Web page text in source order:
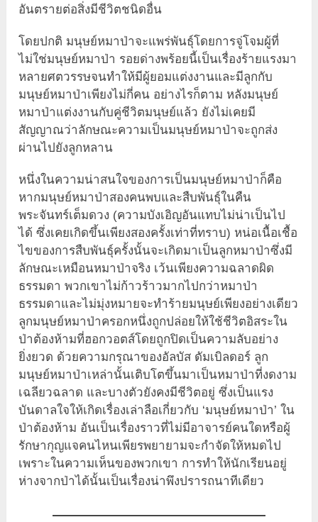
อันตรายต่อสิ่งมีชีวิตชนิดอื่น
โดยปกติ มนุษย์หมาป่าจะแพร่พันธุ์โดยการจู่โจมผู้ที่
ไม่ใช่มนุษย์หมาป่า รอยด่างพร้อยนี้เป็นเรื่องร้ายแรงมา
หลายศตวรรษจนทำให้มีผู้ยอมแต่งงานและมีลูกกับ
มนุษย์หมาป่าเพียงไม่กี่คน อย่างไรก็ตาม หลังมนุษย์
หมาป่าแต่งงานกับคู่ชีวิตมนุษย์แล้ว ยังไม่เคยมี
สัญญาณว่าลักษณะความเป็นมนุษย์หมาป่าจะถูกส่ง
ผ่านไปยังลูกหลาน
หนึ่งในความน่าสนใจของการเป็นมนุษย์หมาป่าก็คือ
หากมนุษย์หมาป่าสองคนพบและสืบพันธุ์ในคืน
พระจันทร์เต็มดวง (ความบังเอิญอันแทบไม่น่าเป็นไป
ได้ ซึ่งเคยเกิดขึ้นเพียงสองครั้งเท่าที่ทราบ) หน่อเนื้อเชื้อ
ไขของการสืบพันธุ์ครั้งนั้นจะเกิดมาเป็นลูกหมาป่าซึ่งมี
ลักษณะเหมือนหมาป่าจริง เว้นเพียงความฉลาดผิด
ธรรมดา พวกเขาไม่ก้าวร้าวมากไปกว่าหมาป่า
ธรรมดาและไม่มุ่งหมายจะทำร้ายมนุษย์เพียงอย่างเดียว
ลูกมนุษย์หมาป่าครอกหนึ่งถูกปล่อยให้ใช้ชีวิตอิสระใน
ป่าต้องห้ามที่ฮอกวอตส์โดยถูกปิดเป็นความลับอย่าง
ยิ่งยวด ด้วยความกรุณาของอัลบัส ดัมเบิลดอร์ ลูก
มนุษย์หมาป่าเหล่านั้นเติบโตขึ้นมาเป็นหมาป่าที่งดงาม
เฉลียวฉลาด และบางตัวยังคงมีชีวิตอยู่ ซึ่งเป็นแรง
บันดาลใจให้เกิดเรื่องเล่าลือเกี่ยวกับ ‘มนุษย์หมาป่า’ ใน
ป่าต้องห้าม อันเป็นเรื่องราวที่ไม่มีอาจารย์คนใดหรือผู้
รักษากุญแจคนไหนเพียรพยายามจะกำจัดให้หมดไป
เพราะในความเห็นของพวกเขา การทำให้นักเรียนอยู่
ห่างจากป่าได้นั้นเป็นเรื่องน่าพึงปรารถนาทีเดียว